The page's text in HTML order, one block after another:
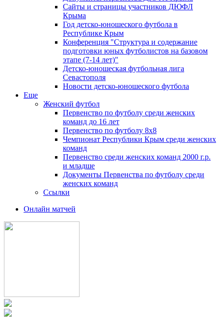
Сайты и страницы участников ДЮФЛ
Крыма
Год детско-юношеского футбола в
Республике Крым
Конференция "Структура и содержание
подготовки юных футболистов на базовом
этапе (7-14 лет)"
Детско-юношеская футбольная лига
Севастополя
Новости детско-юношеского футбола
Еще
Женский футбол
Первенство по футболу среди женских
команд до 16 лет
Первенство по футболу 8х8
Чемпионат Республики Крым среди женских
команд
Первенство среди женских команд 2000 г.р.
и младше
Документы Первенства по футболу среди
женских команд
Ссылки
Онлайн матчей